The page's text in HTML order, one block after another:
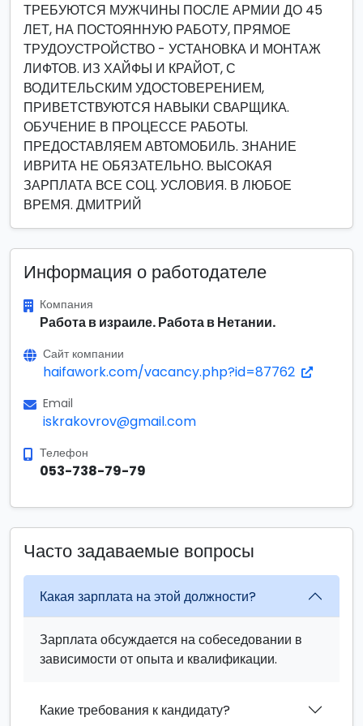
ТРЕБУЮТСЯ МУЖЧИНЫ ПОСЛЕ АРМИИ ДО 45
ЛЕТ, НА ПОСТОЯННУЮ РАБОТУ, ПРЯМОЕ
ТРУДОУСТРОЙСТВО - УСТАНОВКА И МОНТАЖ
ЛИФТОВ. ИЗ ХАЙФЫ И КРАЙОТ, С
ВОДИТЕЛЬСКИМ УДОСТОВЕРЕНИЕМ,
ПРИВЕТСТВУЮТСЯ НАВЫКИ СВАРЩИКА.
ОБУЧЕНИЕ В ПРОЦЕССЕ РАБОТЫ.
ПРЕДОСТАВЛЯЕМ АВТОМОБИЛЬ. ЗНАНИЕ
ИВРИТА НЕ ОБЯЗАТЕЛЬНО. ВЫСОКАЯ
ЗАРПЛАТА ВСЕ СОЦ. УСЛОВИЯ. В ЛЮБОЕ
ВРЕМЯ. ДМИТРИЙ
Информация о работодателе
Компания
Работа в израиле. Работа в Нетании.
Сайт компании
haifawork.com/vacancy.php?id=87762
Email
iskrakovrov@gmail.com
Телефон
053-738-79-79
Часто задаваемые вопросы
Какая зарплата на этой должности?
Зарплата обсуждается на собеседовании в
зависимости от опыта и квалификации.
Какие требования к кандидату?